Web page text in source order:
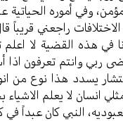
وفي أموره الحياتية
راجعني قريباً
في هذه القضية لا
وانتم تعرفون اذا
يسدد هذا نوع من
انسان لا يعلم
النبي كان عبداً